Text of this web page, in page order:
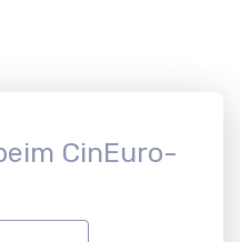
CinEuro-